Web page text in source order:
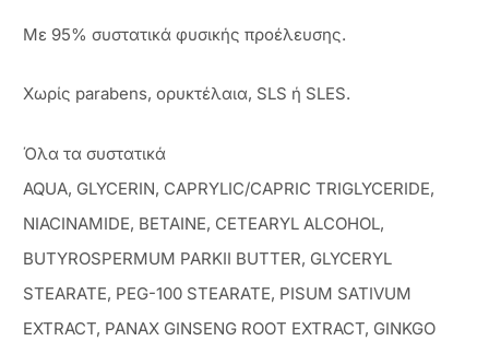
Με 95% συστατικά φυσικής προέλευσης.
Χωρίς parabens, ορυκτέλαια, SLS ή SLES.
Όλα τα συστατικά
AQUA, GLYCERIN, CAPRYLIC/CAPRIC TRIGLYCERIDE,
NIACINAMIDE, BETAINE, CETEARYL ALCOHOL,
BUTYROSPERMUM PARKII BUTTER, GLYCERYL
STEARATE, PEG-100 STEARATE, PISUM SATIVUM
EXTRACT, PANAX GINSENG ROOT EXTRACT, GINKGO